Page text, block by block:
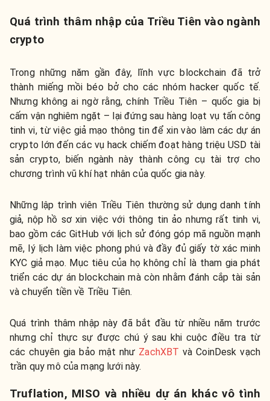
Quá trình thâm nhập của Triều Tiên vào ngành
crypto
Trong những năm gần đây, lĩnh vực blockchain đã trở
thành miếng mồi béo bở cho các nhóm hacker quốc tế.
Nhưng không ai ngờ rằng, chính Triều Tiên – quốc gia bị
cấm vận nghiêm ngặt – lại đứng sau hàng loạt vụ tấn công
tinh vi, từ việc giả mạo thông tin để xin vào làm các dự án
crypto lớn đến các vụ hack chiếm đoạt hàng triệu USD tài
sản crypto, biến ngành này thành công cụ tài trợ cho
chương trình vũ khí hạt nhân của quốc gia này.
Những lập trình viên Triều Tiên thường sử dụng danh tính
giả, nộp hồ sơ xin việc với thông tin ảo nhưng rất tinh vi,
bao gồm các GitHub với lịch sử đóng góp mã nguồn mạnh
mẽ, lý lịch làm việc phong phú và đầy đủ giấy tờ xác minh
KYC giả mạo. Mục tiêu của họ không chỉ là tham gia phát
triển các dự án blockchain mà còn nhằm đánh cắp tài sản
và chuyển tiền về Triều Tiên.
Quá trình thâm nhập này đã bắt đầu từ nhiều năm trước
nhưng chỉ thực sự được chú ý sau khi cuộc điều tra từ
các chuyên gia bảo mật như ZachXBT và CoinDesk vạch
trần quy mô của mạng lưới này.
Truflation, MISO và nhiều dự án khác vô tình